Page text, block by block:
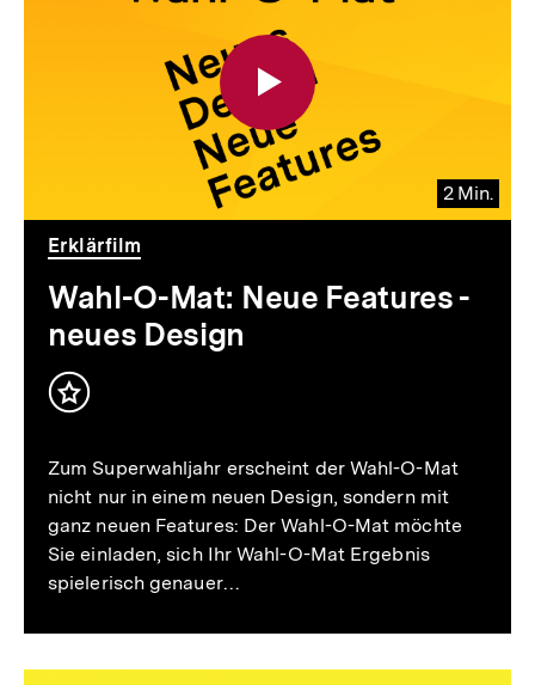
2 Min.
Video
Dauer
2
Min.
Erklärfilm
Wahl-O-Mat: Neue Features -
neues Design
Inhalt
Zum Superwahljahr erscheint der Wahl-O-Mat
nicht nur in einem neuen Design, sondern mit
ganz neuen Features: Der Wahl-O-Mat möchte
Sie einladen, sich Ihr Wahl-O-Mat Ergebnis
spielerisch genauer…